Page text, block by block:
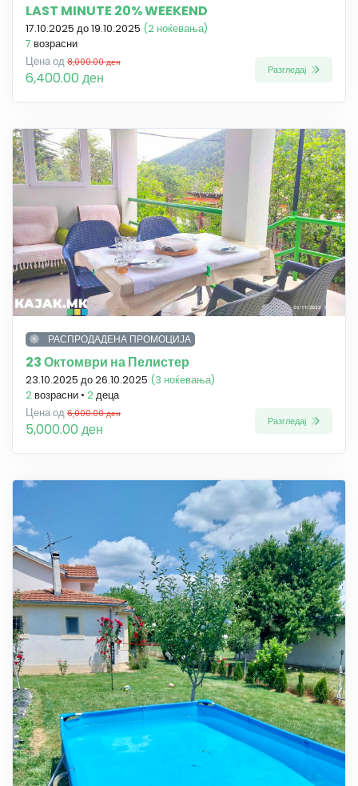
LAST MINUTE 20% WEEKEND
17.10.2025 до 19.10.2025 (2 ноќевања)
7 возрасни
Цена од 8,000.00 ден
6,400.00 ден Разгледај
РАСПРОДАДЕНА ПРОМОЦИЈА
23 Октомври на Пелистер
23.10.2025 до 26.10.2025 (3 ноќевања)
2 возрасни • 2деца
Цена од 6,000.00 ден
5,000.00 ден Разгледај